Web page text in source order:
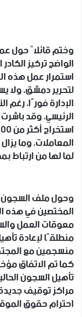
وختم قائلاً حول
الواضح تركيز
استمرار عمل هذه
لتحرير دمشق، ولا
الإدارة فورًا، رغم
الرئيسي، وقد
المعاملات، وما
لما لها من
وحول ملف
المختصين في هذه
معوقات العمل
منطلقًا لإعادة
منسجمين مع
كما تم الاتفاق
تأهيل السجون
مراكز توقيف
احترام حقوق